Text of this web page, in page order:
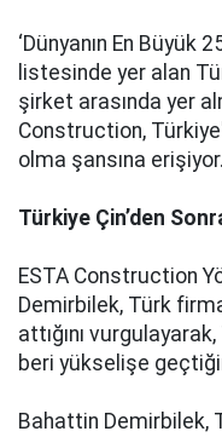
‘Dünyanın En Büyük
listesinde yer alan
şirket arasında yer
Construction,
olma şansına erişiyor.
Türkiye Çin’den
ESTA Construction
Demirbilek, Türk
attığını
beri yükselişe
Bahattin Demirbilek,